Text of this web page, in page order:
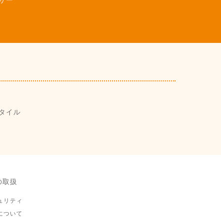
イル
取扱
リティ
ついて